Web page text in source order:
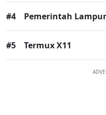
#4 Pemerintah
#5 Termux X11